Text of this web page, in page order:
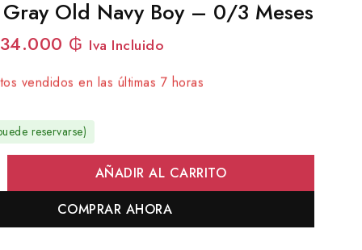
Old Navy Boy – 0/3 Meses
34.000 ₲ Iva Incluido
vendidos en las últimas 7 horas
Más de 10 personas tienen en su carrito
reservarse)
AÑADIR AL CARRITO
COMPRAR AHORA